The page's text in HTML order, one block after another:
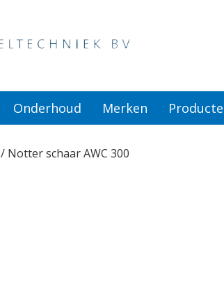
Onderhoud Merken
/ Notter schaar AWC 300